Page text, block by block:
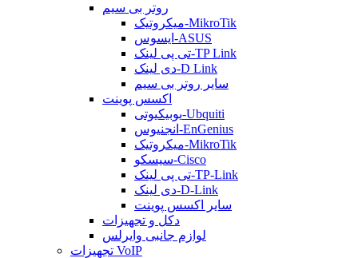
روتر بی سیم
میکروتیک-MikroTik
ایسوس-ASUS
تی پی لینک-TP Link
دی لینک-D Link
سایر روتر بی سیم
اکسس پوینت
یوبیکیوتی-Ubquiti
انجنیوس-EnGenius
میکروتیک-MikroTik
سیسکو-Cisco
تی پی لینک-TP-Link
دی لینک-D-Link
سایر اکسس پوینت
دکل و تجهیزات
لوازم جانبی وایرلس
تجهیزات VoIP